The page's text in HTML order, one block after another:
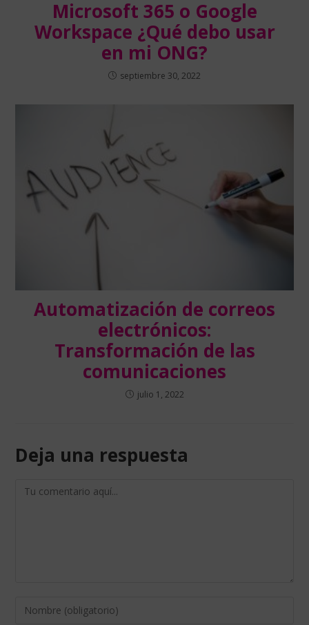
Microsoft 365 o Google
Workspace ¿Qué debo usar
en mi ONG?
septiembre 30, 2022
Automatización de correos
electrónicos:
Transformación de las
comunicaciones
julio 1, 2022
Deja una respuesta